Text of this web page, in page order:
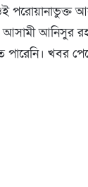
পরোয়ানাভুক্ত
আনিসুর
পারেনি। খবর